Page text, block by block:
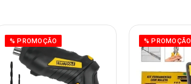
% PROMOÇÃO % PROMOÇÃO